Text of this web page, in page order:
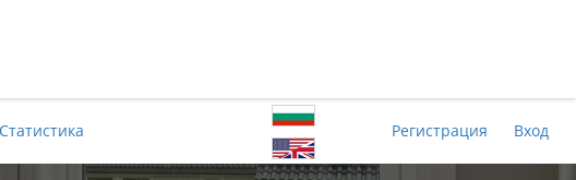
Регистрация Вход
Статистика